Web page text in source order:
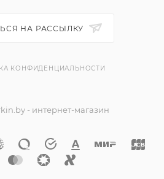
НА РАССЫЛКУ
КОНФИДЕНЦИАЛЬНОСТИ
- интернет-магазин